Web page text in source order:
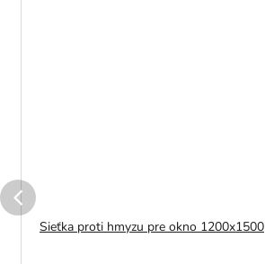
Sieťka proti hmyzu pre okno 1200x1500